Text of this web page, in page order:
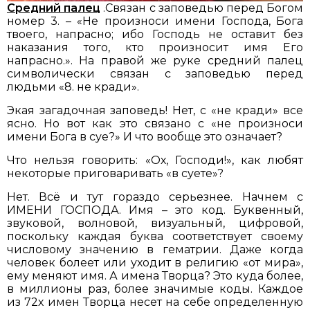
Средний палец .Связан с заповедью перед Богом
номер 3. – «Не произноси имени Господа, Бога
твоего, напрасно; ибо Господь не оставит без
наказания того, кто произносит имя Его
напрасно.». На правой же руке средний палец
символически связан с заповедью перед
людьми «8. не кради».
Экая загадочная заповедь! Нет, с «не кради» все
ясно. Но вот как это связано с «не произноси
имени Бога в суе?» И что вообще это означает?
Что нельзя говорить: «Ох, Господи!», как любят
некоторые приговаривать «в суете»?
Нет. Всё и тут гораздо серьезнее. Начнем с
ИМЕНИ ГОСПОДА. Имя – это код. Буквенный,
звуковой, волновой, визуальный, цифровой,
поскольку каждая буква соответствует своему
числовому значению в гематрии. Даже когда
человек болеет или уходит в религию «от мира»,
ему меняют имя. А имена Творца? Это куда более,
в миллионы раз, более значимые коды. Каждое
из 72х имен Творца несет на себе определенную